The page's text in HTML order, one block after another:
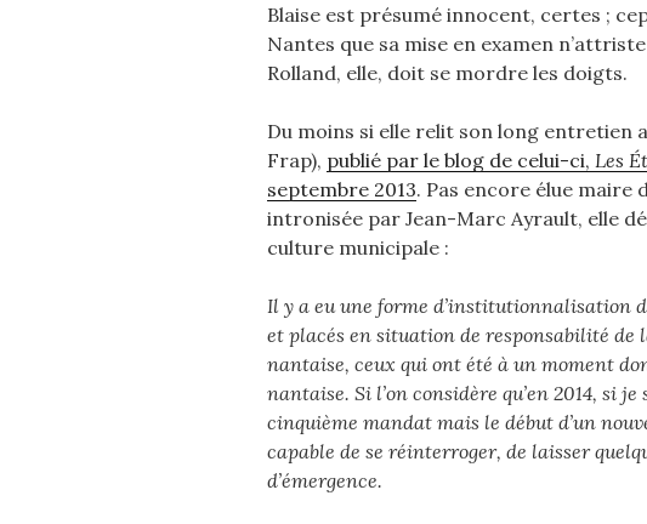
Blaise est présumé innocent, certes ;
Nantes que sa mise en examen
Rolland, elle, doit se mordre les doigts.
Du moins si elle relit son long entretien
Frap), publié par le blog de celui-ci, Les
septembre 2013. Pas encore élue maire
intronisée par Jean-Marc Ayrault, elle
culture municipale :
Il y a eu une forme d’institutionnalisation
et placés en situation de responsabilité
nantaise, ceux qui ont été à un moment
nantaise. Si l’on considère qu’en 2014, si
cinquième mandat mais le début d’un
capable de se réinterroger, de laisser
d’émergence.